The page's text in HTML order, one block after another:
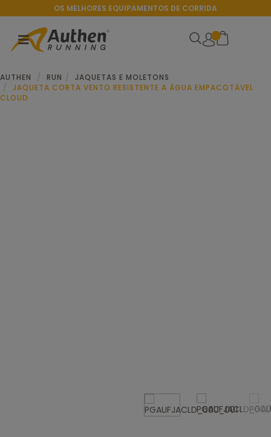
OS MELHORES EQUIPAMENTOS DE CORRIDA
AUTHEN RUN
JAQUETAS E MOLETONS
JAQUETA CORTA VENTO RESISTENTE A ÁGUA EMPACOTÁVEL
CLOUD